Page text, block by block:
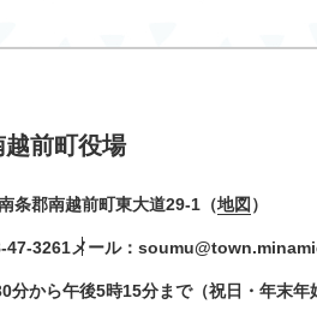
越前町役場
条郡南越前町東大道29-1（地図 ）
47-3261メール：
から午後5時15分まで（祝日・年末年